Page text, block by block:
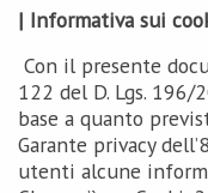
| Informativa sui
Con il presente
122 del D. Lgs. 196/
base a quanto
Garante privacy
utenti alcune